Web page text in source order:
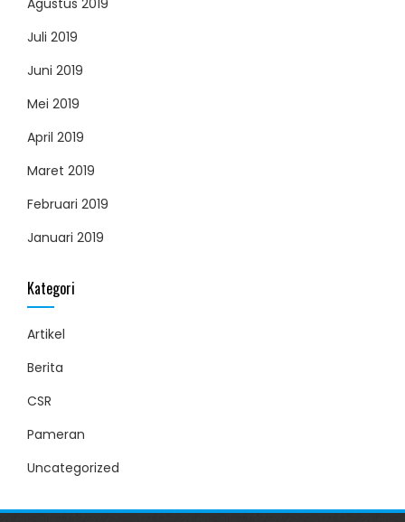
Juli 2019
Juni 2019
Mei 2019
April 2019
Maret 2019
Februari 2019
Januari 2019
Kategori
Artikel
Berita
CSR
Pameran
Uncategorized